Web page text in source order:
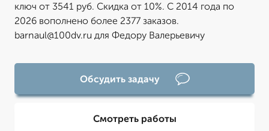
ключ от 3541 руб. Скидка от 10%. С 2014 года по
2026 вополнено более 2377 заказов.
barnaul@100dv.ru для Федору Валерьевичу
Обсудить задачу
Смотреть работы